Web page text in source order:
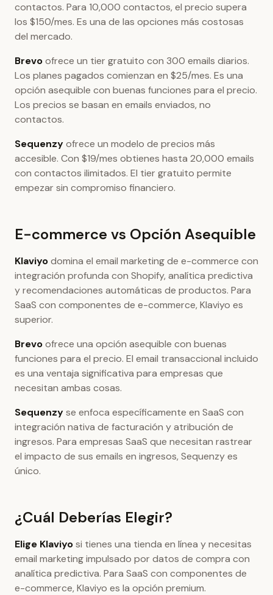
contactos. Para 10,000 contactos, el precio supera
los $150/mes. Es una de las opciones más costosas
del mercado.
Brevoofrece un tier gratuito con 300 emails diarios.
Los planes pagados comienzan en $25/mes. Es una
opción asequible con buenas funciones para el precio.
Los precios se basan en emails enviados, no
contactos.
Sequenzyofrece un modelo de precios más
accesible. Con $19/mes obtienes hasta 20,000 emails
con contactos ilimitados. El tier gratuito permite
empezar sin compromiso financiero.
E-commerce vs Opción Asequible
Klaviyodomina el email marketing de e-commerce con
integración profunda con Shopify, analítica predictiva
y recomendaciones automáticas de productos. Para
SaaS con componentes de e-commerce, Klaviyo es
superior.
Brevoofrece una opción asequible con buenas
funciones para el precio. El email transaccional incluido
es una ventaja significativa para empresas que
necesitan ambas cosas.
Sequenzyse enfoca específicamente en SaaS con
integración nativa de facturación y atribución de
ingresos. Para empresas SaaS que necesitan rastrear
el impacto de sus emails en ingresos, Sequenzy es
único.
¿Cuál Deberías Elegir?
Elige Klaviyosi tienes una tienda en línea y necesitas
email marketing impulsado por datos de compra con
analítica predictiva. Para SaaS con componentes de
e-commerce, Klaviyo es la opción premium.